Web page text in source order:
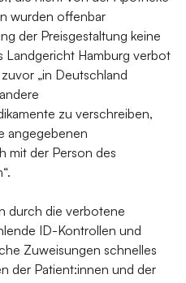
wurden offenbar
der Preisgestaltung keine
Landgericht Hamburg verbot
„in Deutschland
zu verschreiben,
angegebenen
mit der Person des
durch die verbotene
ID-Kontrollen und
Zuweisungen schnelles
der Patient:innen und der